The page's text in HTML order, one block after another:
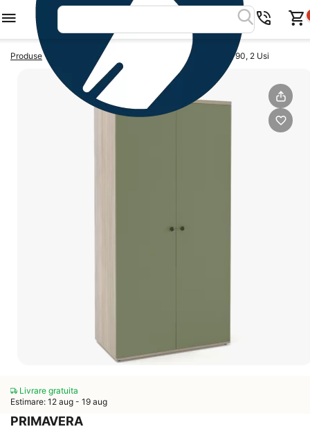
Produse Dulapuri dormitor Dulap haine PRIMAVERA 90, 2 Usi
Livrare gratuita
Estimare: 12 aug - 19 aug
PRIMAVERA